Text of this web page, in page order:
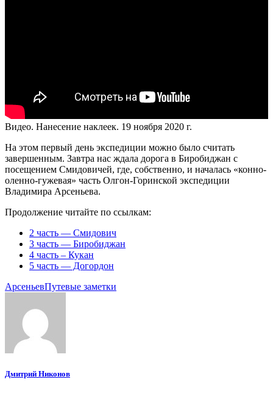
Видео. Нанесение наклеек. 19 ноября 2020 г.
На этом первый день экспедиции можно было считать
завершенным. Завтра нас ждала дорога в Биробиджан с
посещением Смидовичей, где, собственно, и началась «конно-
оленно-гужевая» часть Олгон-Горинской экспедиции
Владимира Арсеньева.
Продолжение читайте по ссылкам:
2 часть — Смидович
3 часть — Биробиджан
4 часть – Кукан
5 часть — Догордон
АрсеньевПутевые заметки
Дмитрий Никонов